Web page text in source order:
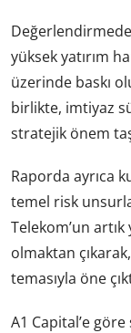
yüksek yatırım
üzerinde baskı
birlikte, imtiyaz
stratejik önem
Raporda ayrıca
temel risk
Telekom’un
olmaktan
temasıyla öne
A1 Capital’e